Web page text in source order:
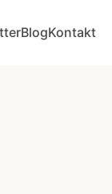
BlogKontakt